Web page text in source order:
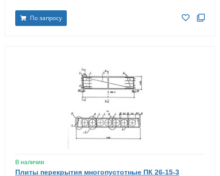
По запросу
В наличии
Плиты перекрытия многопустотные ПК 26-15-3